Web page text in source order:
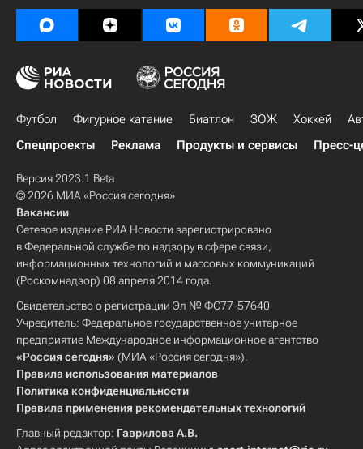
Национальная хоккейная лига (НХЛ)
Футбол Фигурное катание Биатлон ЗОЖ Хоккей
Спецпроекты
Реклама Продукты и сервисы Пресс-
Версия 2023.1 Beta
© 2026 МИА «Россия сегодня»
Вакансии
Сетевое издание РИА Новости зарегистрировано
в Федеральной службе по надзору в сфере связи,
информационных технологий и массовых коммуникаций
(Роскомнадзор) 08 апреля 2014 года.
Свидетельство о регистрации Эл № ФС77-57640
Учредитель: Федеральное государственное унитарное
предприятие Международное информационное агентство
«Россия сегодня» (МИА «Россия сегодня»).
Правила использования материалов
Политика конфиденциальности
Правила применения рекомендательных технологий
Главный редактор: Гаврилова А.В.